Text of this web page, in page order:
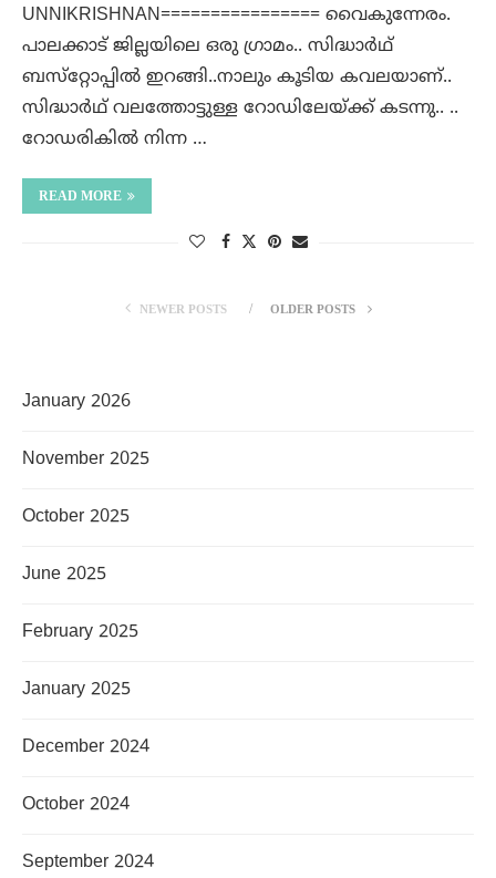
UNNIKRISHNAN================ വൈകുന്നേരം.
പാലക്കാട്‌ ജില്ലയിലെ ഒരു ഗ്രാമം.. സിദ്ധാർഥ്
ബസ്‌റ്റോപ്പിൽ ഇറങ്ങി..നാലും കൂടിയ കവലയാണ്..
സിദ്ധാർഥ് വലത്തോട്ടുള്ള റോഡിലേയ്ക്ക് കടന്നു.. ..
റോഡരികിൽ നിന്ന …
READ MORE
NEWER POSTS OLDER POSTS
January 2026
November 2025
October 2025
June 2025
February 2025
January 2025
December 2024
October 2024
September 2024